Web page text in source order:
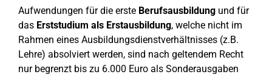
Aufwendungen für die erste Berufsausbildung und für
das Erststudium als Erstausbildung, welche nicht im
Rahmen eines Ausbildungsdienstverhältnisses (z.B.
Lehre) absolviert werden, sind nach geltendem Recht
nur begrenzt bis zu 6.000 Euro als Sonderausgaben